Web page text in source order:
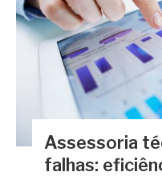
Assessoria
falhas: